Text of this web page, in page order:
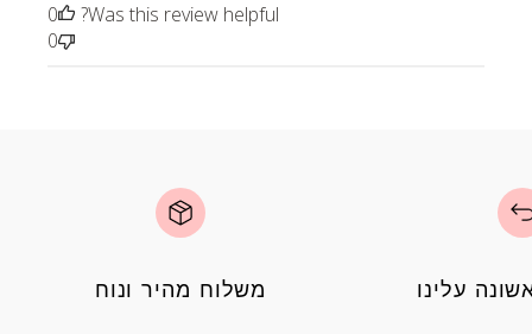
Was this review helpful?
0
0
משלוח מהיר ונוח עלינו